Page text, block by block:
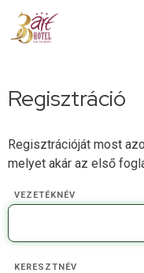
Regisztráció
Regisztrációját most
melyet akár az első
VEZETÉKNÉV
KERESZTNÉV